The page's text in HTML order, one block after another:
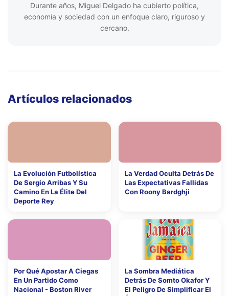
Durante años, Miguel Delgado ha cubierto política,
economía y sociedad con un enfoque claro, riguroso y
cercano.
Artículos relacionados
La Evolución Futbolística
De Sergio Arribas Y Su
Camino En La Élite Del
Deporte Rey
La Verdad Oculta Detrás De
Las Expectativas Fallidas
Con Roony Bardghji
Por Qué Apostar A Ciegas
En Un Partido Como
Nacional - Boston River
La Sombra Mediática
Detrás De Somto Okafor Y
El Peligro De Simplificar El